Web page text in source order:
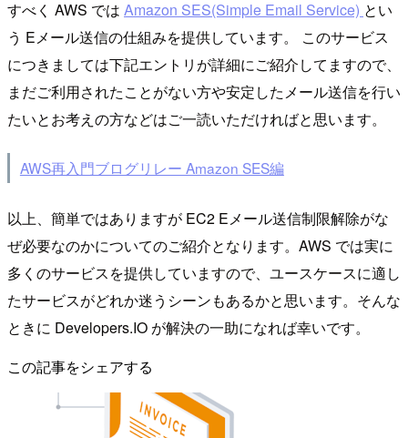
すべく AWS では Amazon SES(Simple Email Service) とい
う Eメール送信の仕組みを提供しています。 このサービス
につきましては下記エントリが詳細にご紹介してますので、
まだご利用されたことがない方や安定したメール送信を行い
たいとお考えの方などはご一読いただければと思います。
AWS再入門ブログリレー Amazon SES編
以上、簡単ではありますが EC2 Eメール送信制限解除がな
ぜ必要なのかについてのご紹介となります。AWS では実に
多くのサービスを提供していますので、ユースケースに適し
たサービスがどれか迷うシーンもあるかと思います。そんな
ときに Developers.IO が解決の一助になれば幸いです。
この記事をシェアする